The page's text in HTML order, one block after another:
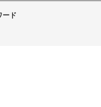
ード